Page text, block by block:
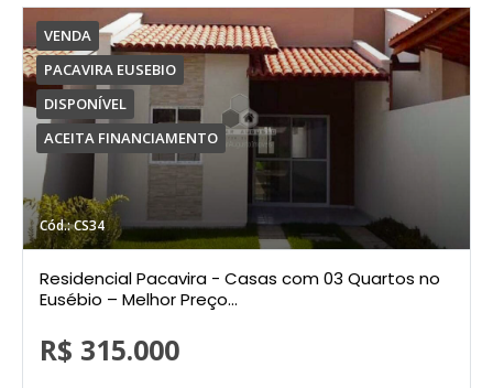
VENDA
PACAVIRA EUSEBIO
DISPONÍVEL
ACEITA FINANCIAMENTO
Cód.: CS34
Residencial Pacavira - Casas com 03 Quartos no
Eusébio – Melhor Preço...
R$ 315.000